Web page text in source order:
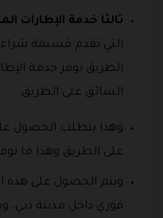
ثالثا خدمة الإطارات
التي تقدم قسيمة
الطريق توفر خدمة
السائق على الطريق.
وهذا يتطلب الحصول
على الطريق وهذا ما
فوري داخل مدينة دبي،